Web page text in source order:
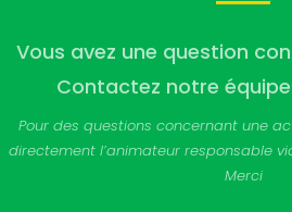
Vous avez une question
Contactez notre
Pour des questions concernant une
directement l’animateur responsable
Merci